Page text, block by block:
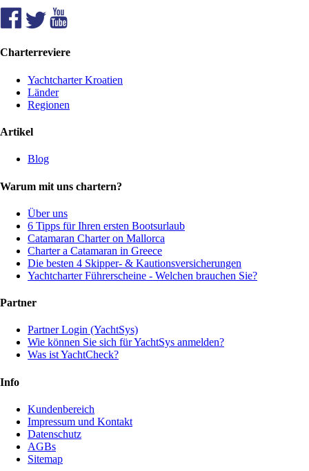
Charterreviere
Yachtcharter Kroatien
Länder
Regionen
Artikel
Blog
Warum mit uns chartern?
Über uns
6 Tipps für Ihren ersten Bootsurlaub
Catamaran Charter on Mallorca
Charter a Catamaran in Greece
Die besten 4 Skipper- & Kautionsversicherungen
Yachtcharter Führerscheine - Welchen brauchen Sie?
Partner
Partner Login (YachtSys)
Wie können Sie sich für YachtSys anmelden?
Was ist YachtCheck?
Info
Kundenbereich
Impressum und Kontakt
Datenschutz
AGBs
Sitemap